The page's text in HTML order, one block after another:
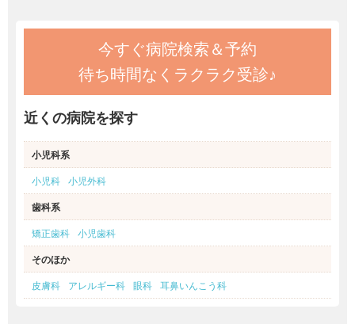
今すぐ病院検索＆予約
待ち時間なくラクラク受診♪
近くの病院を探す
小児科系
小児科 小児外科
歯科系
矯正歯科 小児歯科
そのほか
皮膚科 アレルギー科 眼科 耳鼻いんこう科